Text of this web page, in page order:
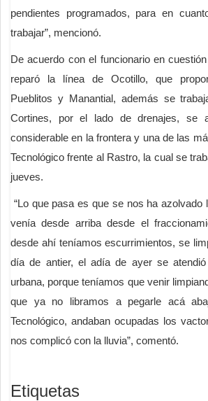
pendientes programados, para en
trabajar”, mencionó.
De acuerdo con el funcionario en
reparó la línea de Ocotillo, que
Pueblitos y Manantial, además se
Cortines, por el lado de drenajes, se
considerable en la frontera y una de las
Tecnológico frente al Rastro, la cual se
jueves.
“Lo que pasa es que se nos ha azolvado
venía desde arriba desde el
desde ahí teníamos escurrimientos, se
día de antier, el adía de ayer se
urbana, porque teníamos que venir
que ya no libramos a pegarle acá
Tecnológico, andaban ocupadas los
nos complicó con la lluvia”, comentó.
Etiquetas